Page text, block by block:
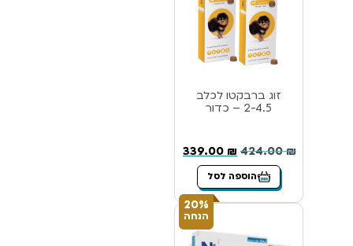
זוג ברבקטו לכלב
2-4.5 – כדור
424.00₪
339.00 ₪
הוספה לסל
20%
הנחה